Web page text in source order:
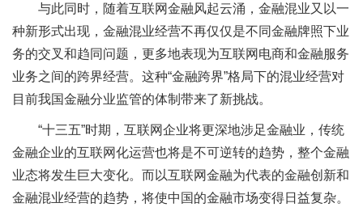
与此同时，随着互联网金融风起云涌，金融混业又以一
种新形式出现，金融混业经营不再仅仅是不同金融牌照下业
务的交叉和趋同问题，更多地表现为互联网电商和金融服务
业务之间的跨界经营。这种“金融跨界”格局下的混业经营对
目前我国金融分业监管的体制带来了新挑战。
“十三五”时期，互联网企业将更深地涉足金融业，传统
金融企业的互联网化运营也将是不可逆转的趋势，整个金融
业态将发生巨大变化。而以互联网金融为代表的金融创新和
金融混业经营的趋势，将使中国的金融市场变得日益复杂。